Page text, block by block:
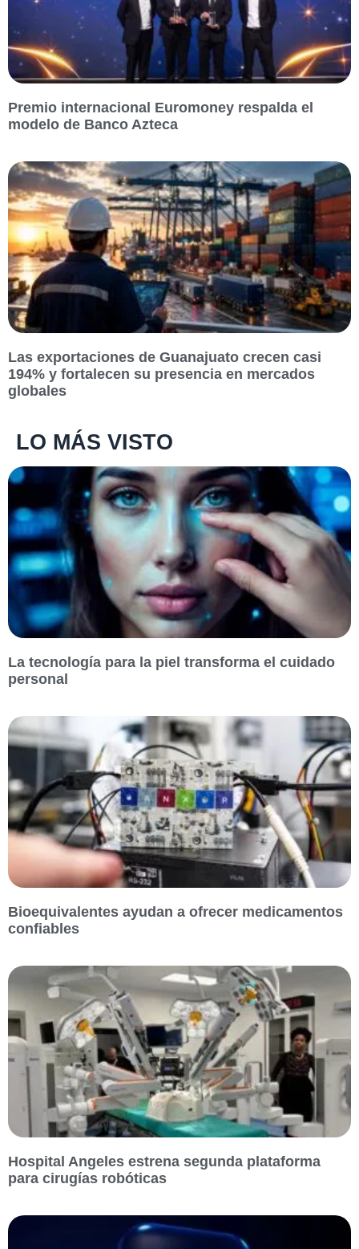
Premio internacional Euromoney respalda el
modelo de Banco Azteca
Las exportaciones de Guanajuato crecen casi
194% y fortalecen su presencia en mercados
globales
LO MÁS VISTO
La tecnología para la piel transforma el cuidado
personal
Bioequivalentes ayudan a ofrecer medicamentos
confiables
Hospital Angeles estrena segunda plataforma
para cirugías robóticas